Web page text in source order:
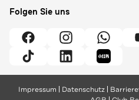
Folgen Sie uns
Impressum Datenschutz